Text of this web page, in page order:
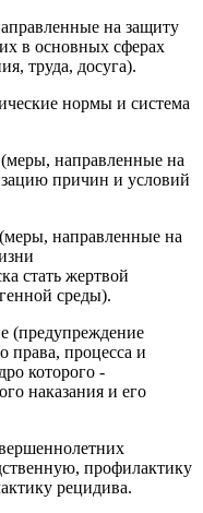
на защиту
в основных сферах
труда, досуга).
нормы и система
направленные на
причин и условий
направленные на
стать жертвой
среды).
(предупреждение
права, процесса и
которого -
наказания и его
профилактику
рецидива.